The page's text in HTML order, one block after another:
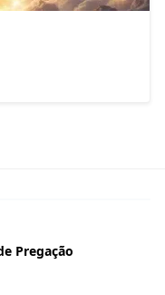
Pregação